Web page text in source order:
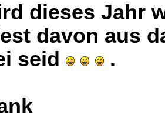
dieses Jahr
davon aus
seid
.